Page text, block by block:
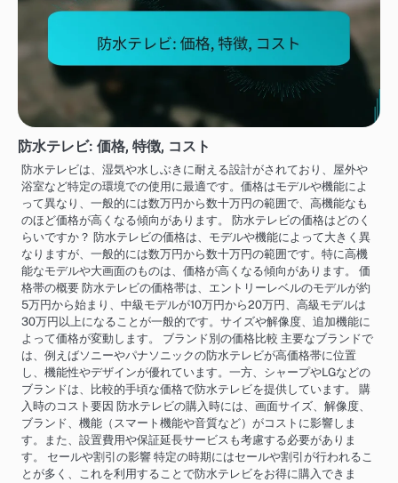
防水テレビ: 価格, 特徴, コスト
防水テレビは、湿気や水しぶきに耐える設計がされており、屋外や
浴室など特定の環境での使用に最適です。価格はモデルや機能によ
って異なり、一般的には数万円から数十万円の範囲で、高機能なも
のほど価格が高くなる傾向があります。 防水テレビの価格はどのく
らいですか？ 防水テレビの価格は、モデルや機能によって大きく異
なりますが、一般的には数万円から数十万円の範囲です。特に高機
能なモデルや大画面のものは、価格が高くなる傾向があります。 価
格帯の概要 防水テレビの価格帯は、エントリーレベルのモデルが約
5万円から始まり、中級モデルが10万円から20万円、高級モデルは
30万円以上になることが一般的です。サイズや解像度、追加機能に
よって価格が変動します。 ブランド別の価格比較 主要なブランドで
は、例えばソニーやパナソニックの防水テレビが高価格帯に位置
し、機能性やデザインが優れています。一方、シャープやLGなどの
ブランドは、比較的手頃な価格で防水テレビを提供しています。 購
入時のコスト要因 防水テレビの購入時には、画面サイズ、解像度、
ブランド、機能（スマート機能や音質など）がコストに影響しま
す。また、設置費用や保証延長サービスも考慮する必要がありま
す。 セールや割引の影響 特定の時期にはセールや割引が行われるこ
とが多く、これを利用することで防水テレビをお得に購入できま